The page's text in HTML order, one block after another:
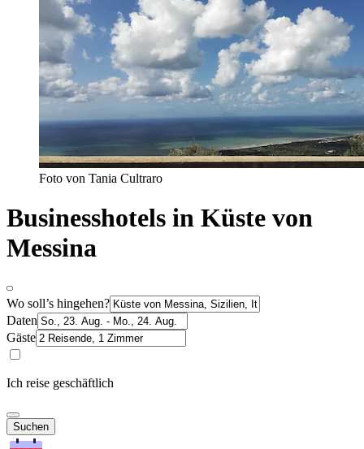
Foto von Tania Cultraro
Businesshotels in Küste von
Messina
Wo soll’s hingehen?
Daten
Gäste
Ich reise geschäftlich
Suchen